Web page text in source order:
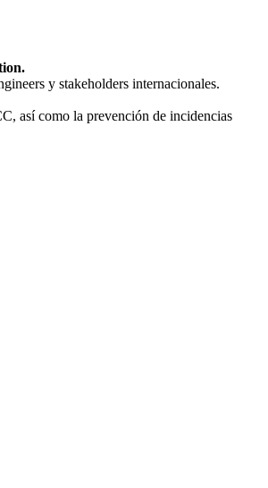
y stakeholders internacionales.
así como la prevención de incidencias